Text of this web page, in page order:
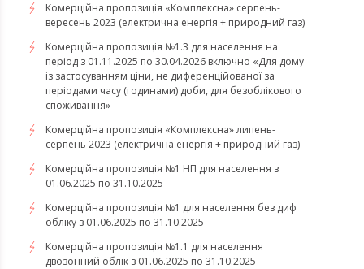
​​​​​​​Комерційна пропозиція «Комплексна» серпень-
вересень 2023 (електрична енергія + природний газ)
Комерційна пропозиція №1.3 для населення на
період з 01.11.2025 по 30.04.2026 включно «Для дому
із застосуванням ціни, не диференційованої за
періодами часу (годинами) доби, для безоблікового
споживання»
​​​​​​​Комерційна пропозиція «Комплексна» липень-
серпень 2023 (електрична енергія + природний газ)
Комерційна пропозиція №1 НП для населення з
01.06.2025 по 31.10.2025
Комерційна пропозиція №1 для населення без диф
обліку з 01.06.2025 по 31.10.2025
Комерційна пропозиція №1.1 для населення
двозонний облік з 01.06.2025 по 31.10.2025